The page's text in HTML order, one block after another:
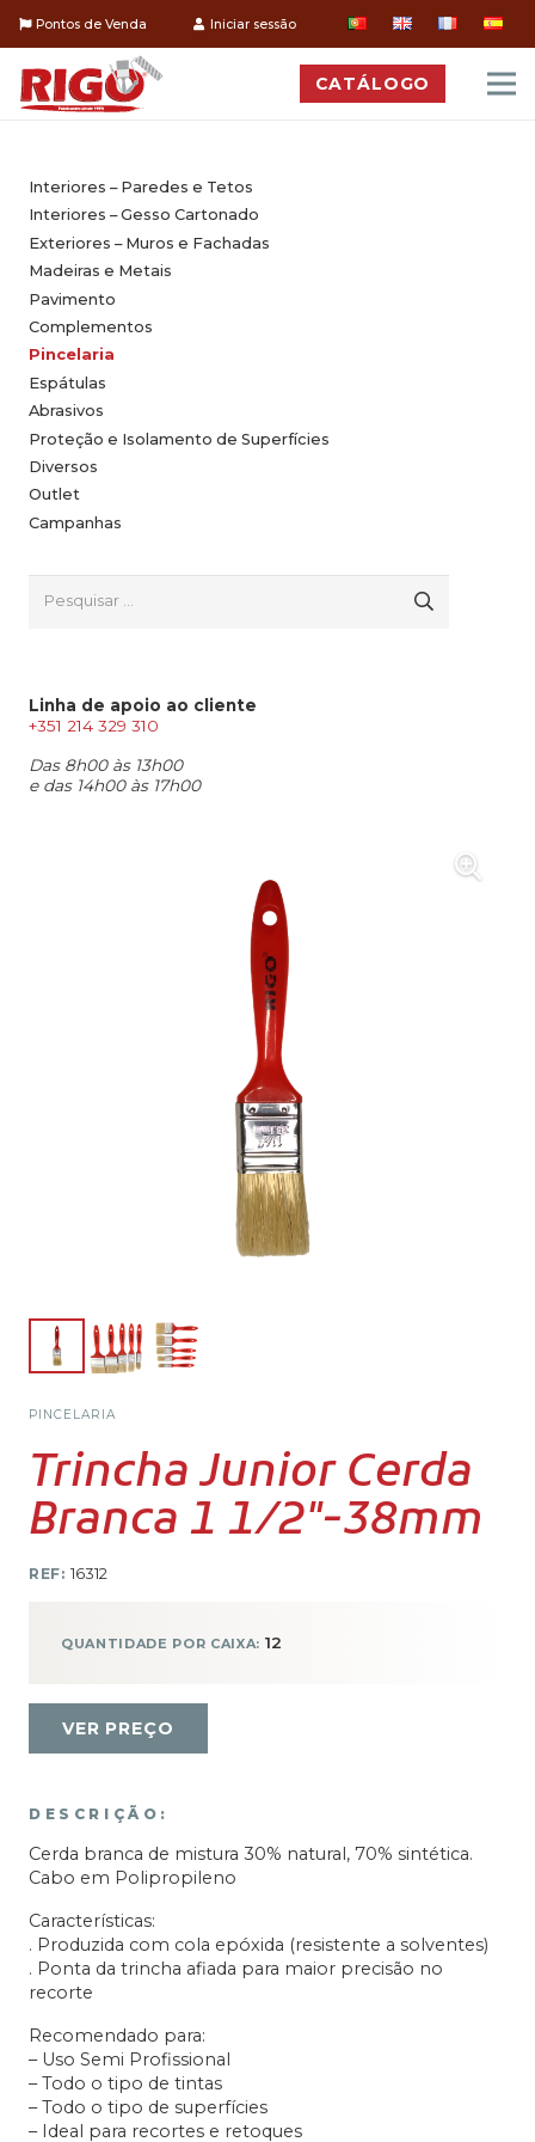
Pontos de Venda Iniciar sessão
CATÁLOGO
Interiores – Paredes e Tetos
Interiores – Gesso Cartonado
Exteriores – Muros e Fachadas
Madeiras e Metais
Pavimento
Complementos
Pincelaria
Espátulas
Abrasivos
Proteção e Isolamento de Superfícies
Diversos
Outlet
Campanhas
Linha de apoio ao cliente
+351 214 329 310
Das 8h00 às 13h00
e das 14h00 às 17h00
PINCELARIA
Trincha Junior Cerda
Branca 1 1/2″-38mm
REF: 16312
QUANTIDADE POR CAIXA: 12
VER PREÇO
DESCRIÇÃO:
Cerda branca de mistura 30% natural, 70% sintética.
Cabo em Polipropileno
Características:
. Produzida com cola epóxida (resistente a solventes)
. Ponta da trincha afiada para maior precisão no
recorte
Recomendado para:
– Uso Semi Profissional
– Todo o tipo de tintas
– Todo o tipo de superfícies
– Ideal para recortes e retoques